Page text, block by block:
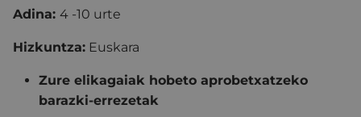
Adina: 4 -10 urte
Hizkuntza: Euskara
Zure elikagaiak hobeto aprobetxatzeko
barazki-errezetak